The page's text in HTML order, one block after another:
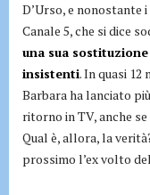
D’Urso, e
Canale 5, che si dice
una sua
insistenti. In quasi
Barbara ha lanciato
ritorno in TV, anche
Qual è, allora, la
prossimo l’ex volto